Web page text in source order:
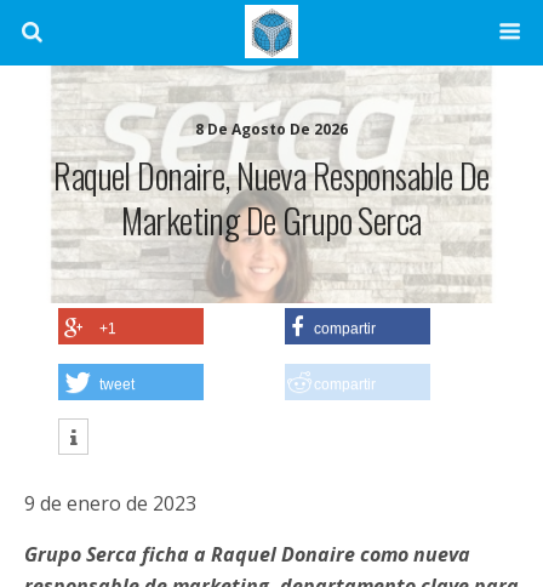
8 De Agosto De 2026
Raquel Donaire, Nueva Responsable De
Marketing De Grupo Serca
+1 compartir
tweet compartir
9 de enero de 2023
Grupo Serca ficha a Raquel Donaire como nueva